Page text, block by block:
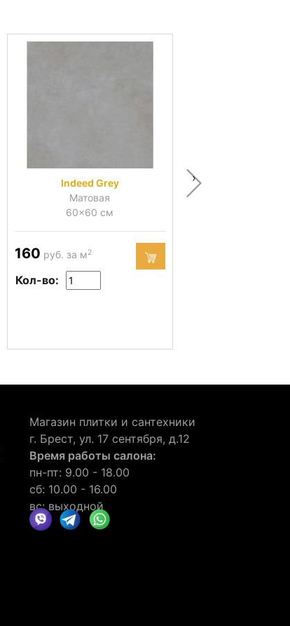
Indeed Grey
Матовая
60x60 см
160 руб. за м2
Кол-во:
›
Магазин плитки и сантехники
г. Брест, ул. 17 сентября, д.12
Время работы салона:
пн-пт: 9.00 - 18.00
сб: 10.00 - 16.00
вс: выходной